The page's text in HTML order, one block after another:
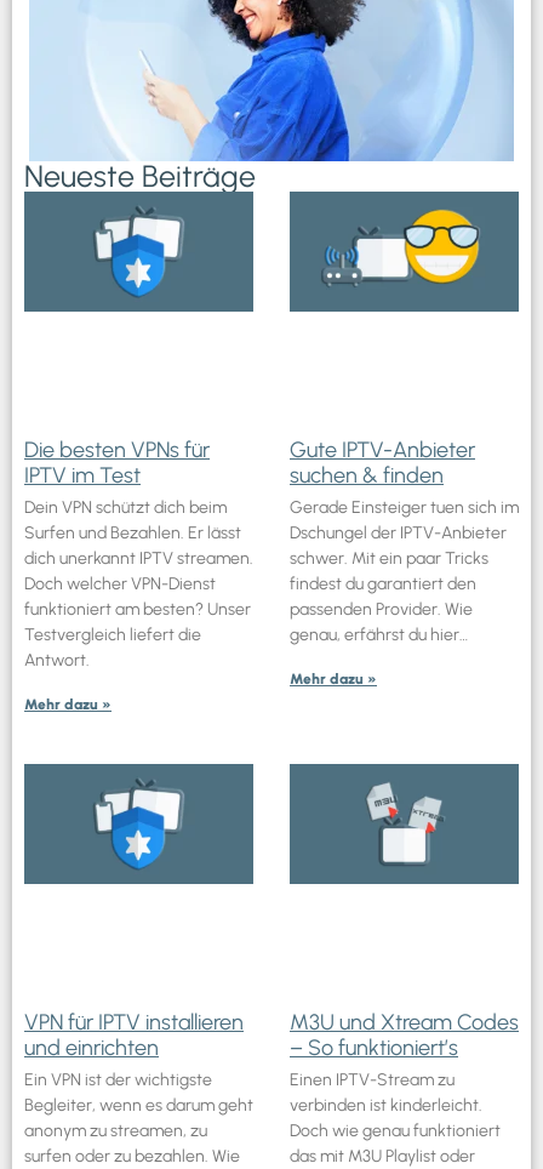
Neueste Beiträge
Die besten VPNs für
IPTV im Test
Dein VPN schützt dich beim
Surfen und Bezahlen. Er lässt
dich unerkannt IPTV streamen.
Doch welcher VPN-Dienst
funktioniert am besten? Unser
Testvergleich liefert die
Antwort.
Mehr dazu »
Gute IPTV-Anbieter
suchen & finden
Gerade Einsteiger tuen sich im
Dschungel der IPTV-Anbieter
schwer. Mit ein paar Tricks
findest du garantiert den
passenden Provider. Wie
genau, erfährst du hier…
Mehr dazu »
VPN für IPTV installieren
und einrichten
Ein VPN ist der wichtigste
Begleiter, wenn es darum geht
anonym zu streamen, zu
surfen oder zu bezahlen. Wie
M3U und Xtream Codes
– So funktioniert’s
Einen IPTV-Stream zu
verbinden ist kinderleicht.
Doch wie genau funktioniert
das mit M3U Playlist oder